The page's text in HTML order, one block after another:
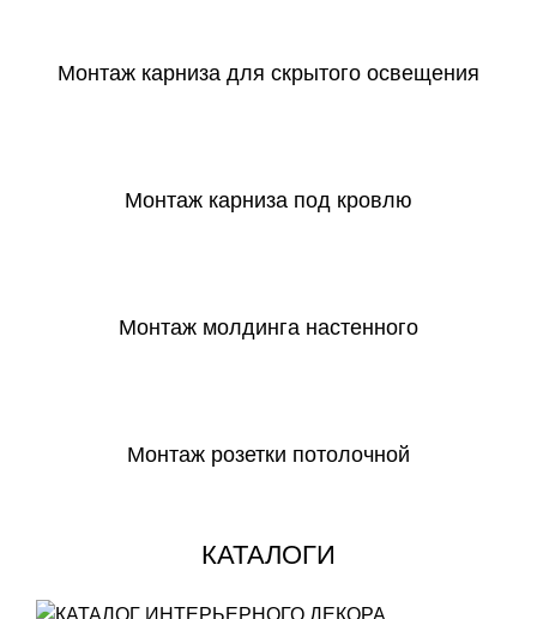
Монтаж карниза для скрытого освещения
Монтаж карниза под кровлю
Монтаж молдинга настенного
Монтаж розетки потолочной
КАТАЛОГИ